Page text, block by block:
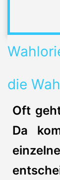
die
Oft
Da